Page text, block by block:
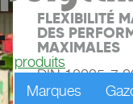
produits
Marques
FLEXIBILITÉ
DES
MAXIMALES
DIN 18035-
Brochure